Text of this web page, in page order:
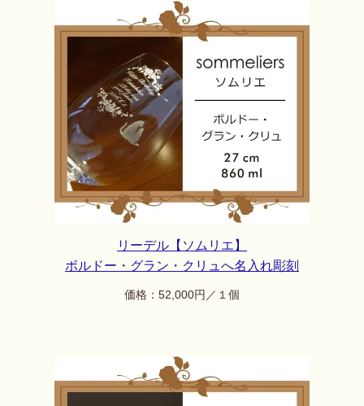
リーデル【ソムリエ】
ボルドー・グラン・クリュ へ名入れ彫刻
価格：52,000円／１個